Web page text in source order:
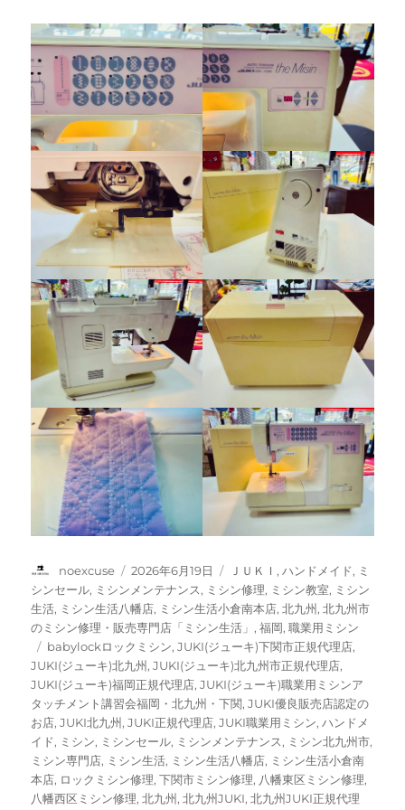
投
稿
者
noexcuse
投
稿
日:
2026年6月19日
カ
テ
ゴ
リ
ー
ＪＵＫＩ,ハンドメイド, ミ
シンセール, ミシンメンテナンス, ミシン修理, ミシン教室, ミシン
生活, ミシン生活八幡店, ミシン生活小倉南本店,北九州,北九州市
のミシン修理・販売専門店「ミシン生活」,福岡,職業用ミシン
タ
グ
babylockロックミシン,JUKI(ジューキ)下関市正規代理店,
JUKI(ジューキ)北九州,JUKI(ジューキ)北九州市正規代理店,
JUKI(ジューキ)福岡正規代理店,JUKI(ジューキ)職業用ミシンア
タッチメント講習会福岡・北九州・下関,JUKI優良販売店認定の
お店,JUKI北九州,JUKI正規代理店,JUKI職業用ミシン,ハンドメ
イド, ミシン, ミシンセール, ミシンメンテナンス, ミシン北九州市,
ミシン専門店, ミシン生活, ミシン生活八幡店, ミシン生活小倉南
本店, ロックミシン修理,下関市ミシン修理, 八幡東区ミシン修理,
八幡西区ミシン修理,北九州,北九州JUKI,北九州JUKI正規代理